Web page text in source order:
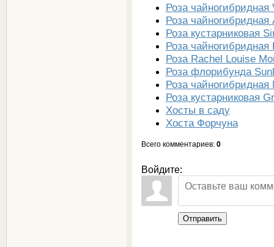
Роза чайногибридная
Роза чайногибридная
Роза кустарниковая
Роза чайногибридная
Роза Rachel Louise
Роза флорибунда
Роза чайногибридная
Роза кустарниковая
Хосты в саду
Хоста Форчуна
Всего комментариев: 0
Войдите:
Отправить